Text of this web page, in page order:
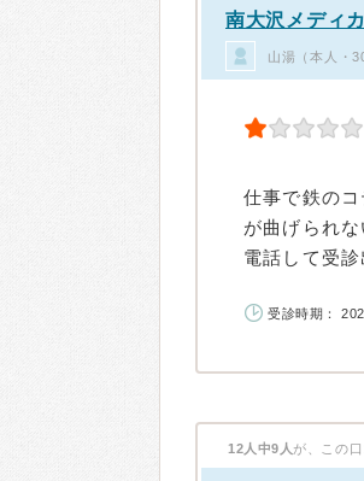
南大沢メディ
山湯（本人・
仕事で鉄の
が曲げられ
電話して受
受診時期：
12人中9人 が、この